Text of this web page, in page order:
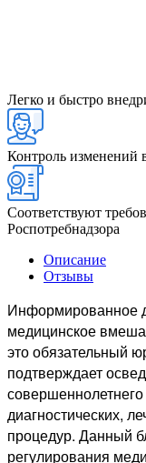
Легко и быстро
Контроль изменений
Соответствуют
Роспотребнадзора
Описание
Отзывы
Информированное
медицинское
это обязательный
подтверждает
диагностических,
процедур. Данный
регулирования